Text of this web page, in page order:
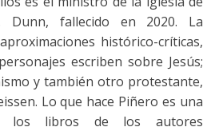
Dunn, fallecido en 2020. La
histórico-críticas,
escriben sobre Jesús;
y también otro protestante,
Lo que hace Piñero es una
los libros de los autores